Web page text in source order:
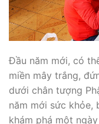
Đầu năm mới, có
miền mây trắng,
dưới chân tượng
năm mới sức khỏe,
khám phá một